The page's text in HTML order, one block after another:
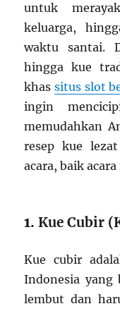
untuk
keluarga,
waktu santai.
hingga kue
khassitus slot
ingin
memudahkan
resep kue
acara, baik
1.Kue Cubir
Kue cubir
Indonesia yang
lembut dan